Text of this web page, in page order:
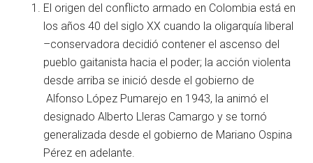
El origen del conflicto armado en Colombia está en
los años 40 del siglo XX cuando la oligarquía liberal
–conservadora decidió contener el ascenso del
pueblo gaitanista hacia el poder; la acción violenta
desde arriba se inició desde el gobierno de
Alfonso López Pumarejo en 1943, la animó el
designado Alberto Lleras Camargo y se tornó
generalizada desde el gobierno de Mariano Ospina
Pérez en adelante.